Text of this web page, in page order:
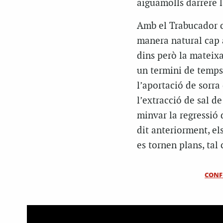
aiguamolls darrere
Amb el Trabucador
manera natural cap
dins però la
un termini de
l’aportació de
l’extracció de sal
minvar la regressió
dit anteriorment,
es tornen plans, tal